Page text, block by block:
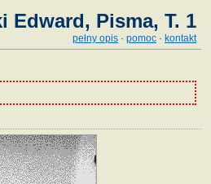
Edward, Pisma, T. 1
pełny opis · pomoc · kontakt